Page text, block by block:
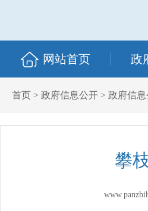
网站首页 政
首页 > 政府信息公开 > 政府信
攀